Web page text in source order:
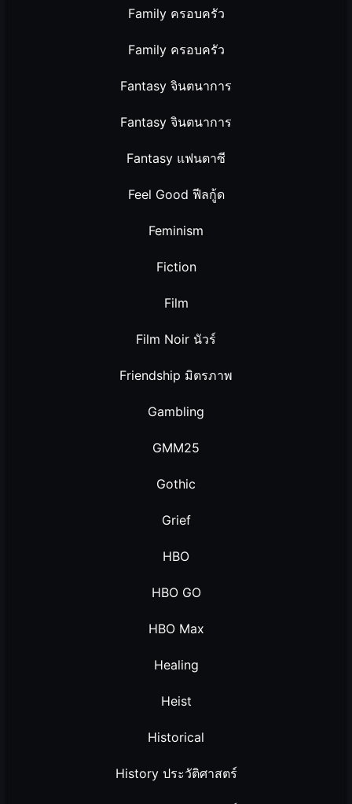
Family ครอบครัว
Family ครอบครัว
Fantasy จินตนาการ
Fantasy จินตนาการ
Fantasy แฟนตาซี
Feel Good ฟีลกู้ด
Feminism
Fiction
Film
Film Noir นัวร์
Friendship มิตรภาพ
Gambling
GMM25
Gothic
Grief
HBO
HBO GO
HBO Max
Healing
Heist
Historical
History ประวัติศาสตร์